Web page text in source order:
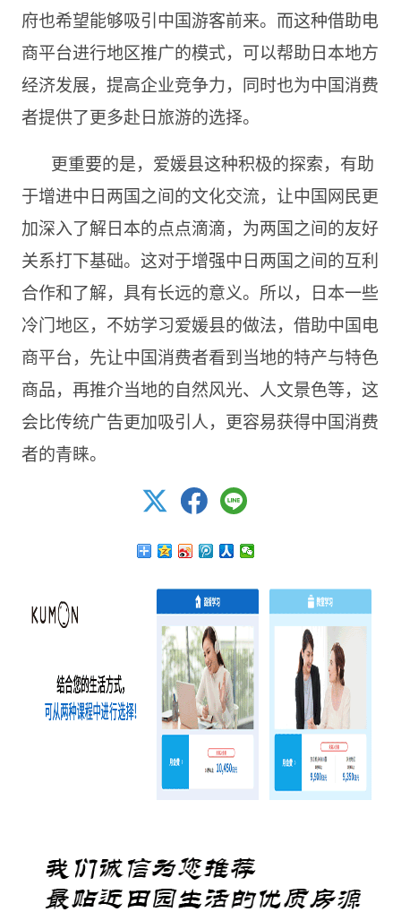
府也希望能够吸引中国游客前来。而这种借助电
商平台进行地区推广的模式，可以帮助日本地方
经济发展，提高企业竞争力，同时也为中国消费
者提供了更多赴日旅游的选择。
更重要的是，爱媛县这种积极的探索，有助
于增进中日两国之间的文化交流，让中国网民更
加深入了解日本的点点滴滴，为两国之间的友好
关系打下基础。这对于增强中日两国之间的互利
合作和了解，具有长远的意义。所以，日本一些
冷门地区，不妨学习爱媛县的做法，借助中国电
商平台，先让中国消费者看到当地的特产与特色
商品，再推介当地的自然风光、人文景色等，这
会比传统广告更加吸引人，更容易获得中国消费
者的青睐。